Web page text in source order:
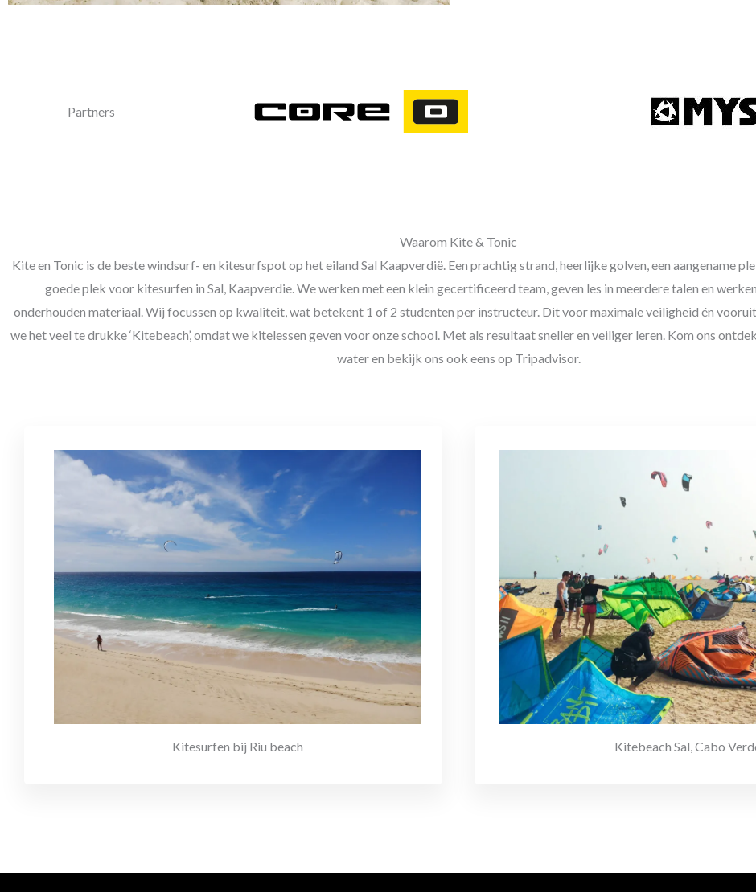
Partners
Waarom Kite & Tonic
Kite en Tonic is de beste windsurf- en kitesurfspot op het eiland Sal Kaapverdië. Een prachtig strand, heerlijke golven, een aangename
goede plek voor kitesurfen in Sal, Kaapverdie. We werken met een klein gecertificeerd team, geven les in meerdere talen en
onderhouden materiaal. Wij focussen op kwaliteit, wat betekent 1 of 2 studenten per instructeur. Dit voor maximale veiligheid én
we het veel te drukke ‘Kitebeach’, omdat we kitelessen geven voor onze school. Met als resultaat sneller en veiliger leren. Kom ons
water en bekijk ons ook eens op Tripadvisor.
Kitesurfen bij Riu beach Kitebeach Sal, Cabo